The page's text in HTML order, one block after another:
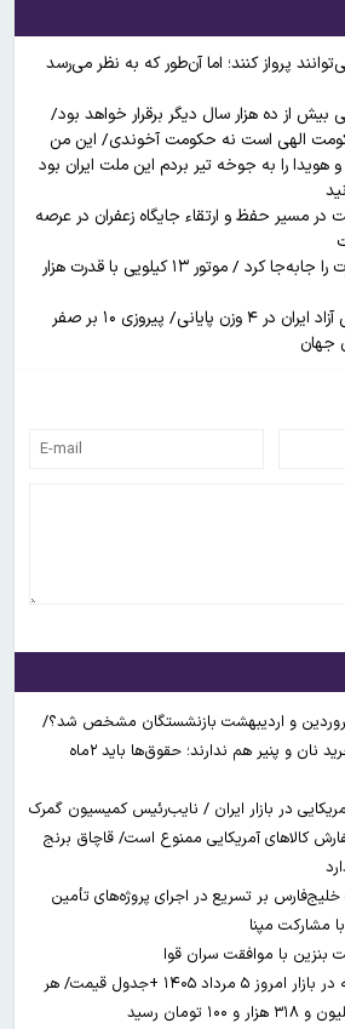
پرواز کنند؛ اما آن‌طور که به نظر می‌رسد
از ده هزار سال دیگر برقرار خواهد بود/
الهی است نه حکومت آخوندی/ این من
هویدا را به جوخه تیر بردم این ملت ایران بود
در مسیر حفظ و ارتقاء جایگاه زعفران در عرصه
مرسدس بنز مرزهای قدرت را جابه‌جا کرد / موتور ۱۳ کیلویی با قدرت هزار
حسرت فینال برای کشتی آزاد ایران در ۴ وزن پایانی/ پیروزی ۱۰ بر صفر
جهان
و اردیبهشت بازنشستگان مشخص شد؟/
کریمی: بازنشستگان توان خرید نان و پنیر هم ندارند؛ حقوق‌ها باید ۲ماه
در بازار ایران / نایب‌رئیس کمیسیون گمرک
کالاهای آمریکایی ممنوع است/ قاچاق برنج
بر تسریع در اجرای پروژه‌های تأمین
مشارکت مپنا
افزایش قیمت طلا و سکه در بازار امروز ۵ مرداد ۱۴۰۵ +جدول قیمت/ هر